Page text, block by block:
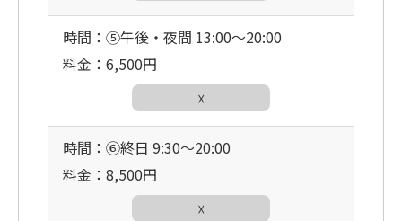
時間：⑤午後・夜間 13:00〜20:00
料金：6,500円
☓
時間：⑥終日 9:30〜20:00
料金：8,500円
☓